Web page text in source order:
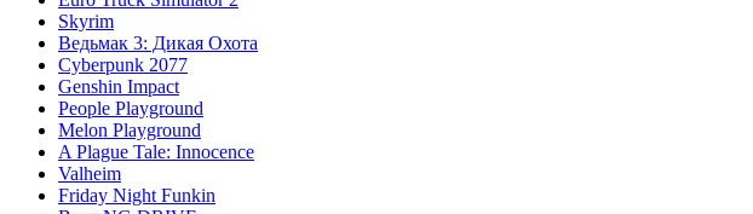
Skyrim
Ведьмак 3: Дикая Охота
Cyberpunk 2077
Genshin Impact
People Playground
Melon Playground
A Plague Tale: Innocence
Valheim
Friday Night Funkin